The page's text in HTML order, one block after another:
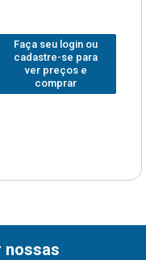
Faça seu login ou
cadastre-se para
ver preços e
comprar
nossas